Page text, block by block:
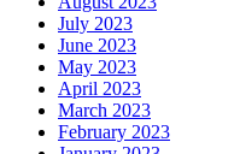
July 2023
June 2023
May 2023
April 2023
March 2023
February 2023